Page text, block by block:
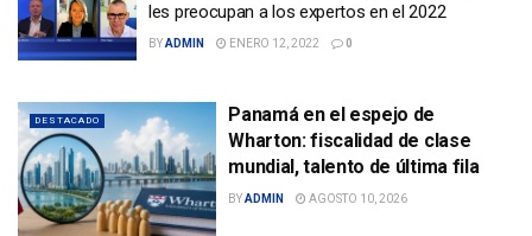
les preocupan a los expertos en el 2022
BYADMIN ENERO 12, 2022 0
DESTACADO
Panamá en el espejo de
Wharton: fiscalidad de clase
mundial, talento de última fila
BYADMIN AGOSTO 10, 2026